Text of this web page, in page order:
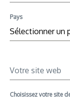
Pays
Sélectionner un
Votre site web
Choisissez votre site